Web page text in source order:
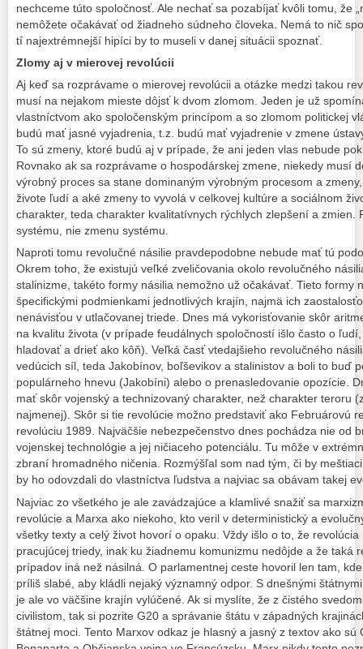
nechceme túto spoločnosť. Ale nechať sa pozabíjať kvôli tomu, že
nemôžete očakávať od žiadneho súdneho človeka. Nemá to nič
tí najextrémnejší hipíci by to museli v danej situácii spoznať.
Zlomy aj v mierovej revolúcii
Aj keď sa rozprávame o mierovej revolúcii a otázke medzi takou
musí na nejakom mieste dôjsť k dvom zlomom. Jeden je už
vlastníctvom ako spoločenským princípom a so zlomom politickej
budú mať jasné vyjadrenia, t.z. budú mať vyjadrenie v zmene
To sú zmeny, ktoré budú aj v prípade, že ani jeden vlas nebude
Rovnako ak sa rozprávame o hospodárskej zmene, niekedy musí
výrobný proces sa stane dominaným výrobným procesom a
živote ľudí a aké zmeny to vyvolá v celkovej kultúre a sociálnom
charakter, teda charakter kvalitatívnych rýchlych zlepšení a zmien.
systému, nie zmenu systému.
Naproti tomu revolučné násilie pravdepodobne nebude mať tú
Okrem toho, že existujú veľké zveličovania okolo revolučného
stalinizme, takéto formy násilia nemožno už očakávať. Tieto formy
špecifickými podmienkami jednotlivých krajín, najmä ich
nenávisťou v utlačovanej triede. Dnes má vykorisťovanie skôr
na kvalitu života (v prípade feudálnych spoločností išlo často o
hladovať a drieť ako kôň). Veľká časť vtedajšieho revolučného
vedúcich síl, teda Jakobínov, boľševikov a stalinistov a boli to buď
populárneho hnevu (Jakobíni) alebo o prenasledovanie opozície.
mať skôr vojenský a technizovaný charakter, než charakter teroru
najmenej). Skôr si tie revolúcie možno predstaviť ako Februárovú
revolúciu 1989. Najväčšie nebezpečenstvo dnes pochádza nie od
vojenskej technológie a jej ničiaceho potenciálu. Tu môže v
zbraní hromadného ničenia. Rozmýšľal som nad tým, či by
by ho odovzdali do vlastníctva ľudstva a najviac sa obávam takej
Najviac zo všetkého je ale zavádzajúce a klamlivé snažiť sa
revolúcie a Marxa ako niekoho, kto veril v deterministický a
všetky texty a celý život hovorí o opaku. Vždy išlo o to, že
pracujúcej triedy, inak ku žiadnemu komunizmu nedôjde a že taká
prípadov iná než násilná. O parlamentnej ceste hovoril len tam,
príliš slabé, aby kládli nejaký významný odpor. S dnešnými
je ale vo väčšine krajín vylúčené. Ak si myslíte, že z čistého
civilistom, tak si pozrite G20 a správanie štátu v západných
štátnej moci. Tento Marxov odkaz je hlasný a jasný z textov ako sú